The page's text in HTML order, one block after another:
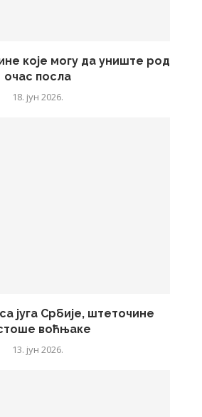
које могу да униште род
очас посла
18. јун 2026.
југа Србије, штеточине
воћњаке
13. јун 2026.